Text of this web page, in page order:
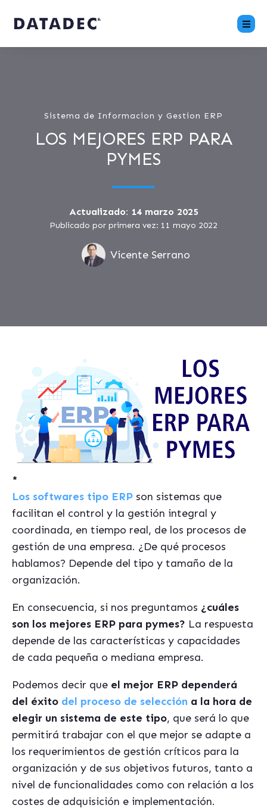
Sistema de Informacion y Gestion ERP
LOS MEJORES ERP PARA
PYMES
Actualizado: 14 marzo 2025
Publicado por primera vez: 11 mayo 2022
Vicente Serrano
*
Los softwares tipo ERP son sistemas que
facilitan el control y la gestión integral y
coordinada, en tiempo real, de los procesos de
gestión de una empresa. ¿De qué procesos
hablamos? Depende del tipo y tamaño de la
organización.
En consecuencia, si nos preguntamos ¿cuáles
son los mejores ERP para pymes? La respuesta
depende de las características y capacidades
de cada pequeña o mediana empresa.
Podemos decir que el mejor ERP dependerá
del éxito del proceso de selección a la hora de
elegir un sistema de este tipo, que será lo que
permitirá trabajar con el que mejor se adapte a
los requerimientos de gestión críticos para la
organización y de sus objetivos futuros, tanto a
nivel de funcionalidades como con relación a los
costes de adquisición e implementación.